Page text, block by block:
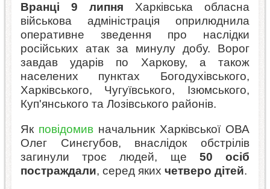
Вранці 9 липня Харківська обласна
військова адміністрація оприлюднила
оперативне зведення про наслідки
російських атак за минулу добу. Ворог
завдав ударів по Харкову, а також
населених пунктах Богодухівського,
Харківського, Чугуївського, Ізюмського,
Куп'янського та Лозівського районів.
Як повідомивначальник Харківської ОВА
Олег Синєгубов, внаслідок обстрілів
загинули троє людей, ще 50 осіб
постраждали, серед яких четверо дітей.